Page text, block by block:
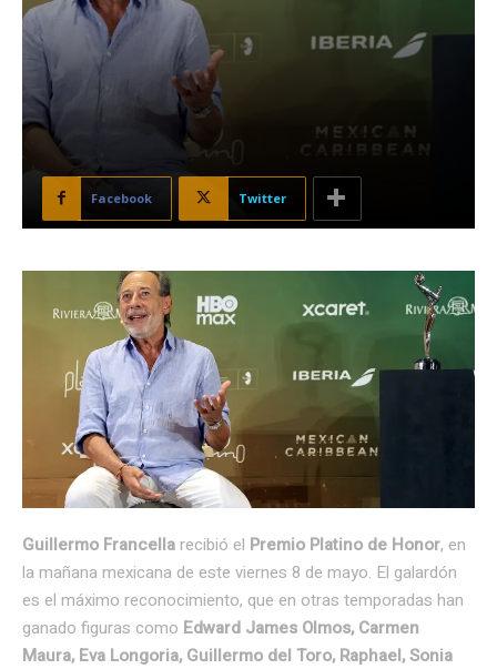
Facebook Twitter
Guillermo Francella recibió el Premio Platino de Honor, en
la mañana mexicana de este viernes 8 de mayo. El galardón
es el máximo reconocimiento, que en otras temporadas han
ganado figuras como Edward James Olmos, Carmen
Maura, Eva Longoria, Guillermo del Toro, Raphael, Sonia